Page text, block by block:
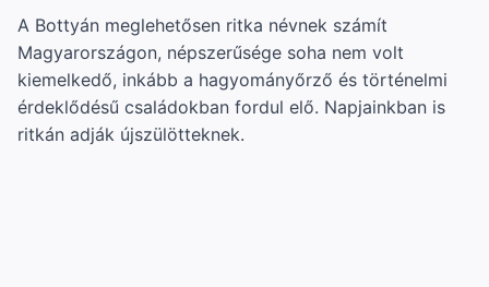
A Bottyán meglehetősen ritka névnek számít
Magyarországon, népszerűsége soha nem volt
kiemelkedő, inkább a hagyományőrző és történelmi
érdeklődésű családokban fordul elő. Napjainkban is
ritkán adják újszülötteknek.